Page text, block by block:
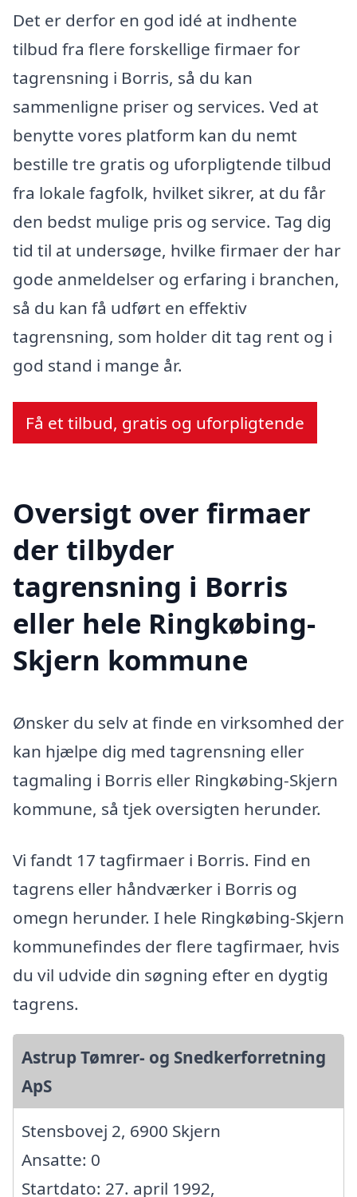
Det er derfor en god idé at indhente
tilbud fra flere forskellige firmaer for
tagrensning i Borris, så du kan
sammenligne priser og services. Ved at
benytte vores platform kan du nemt
bestille tre gratis og uforpligtende tilbud
fra lokale fagfolk, hvilket sikrer, at du får
den bedst mulige pris og service. Tag dig
tid til at undersøge, hvilke firmaer der har
gode anmeldelser og erfaring i branchen,
så du kan få udført en effektiv
tagrensning, som holder dit tag rent og i
god stand i mange år.
Få et tilbud, gratis og uforpligtende
Oversigt over firmaer
der tilbyder
tagrensning i Borris
eller hele Ringkøbing-
Skjern kommune
Ønsker du selv at finde en virksomhed der
kan hjælpe dig med tagrensning eller
tagmaling i Borris eller Ringkøbing-Skjern
kommune, så tjek oversigten herunder.
Vi fandt 17 tagfirmaer i Borris. Find en
tagrens eller håndværker i Borris og
omegn herunder. I hele Ringkøbing-Skjern
kommunefindes der flere tagfirmaer, hvis
du vil udvide din søgning efter en dygtig
tagrens.
Astrup Tømrer- og Snedkerforretning
ApS
Stensbovej 2, 6900 Skjern
Ansatte: 0
Startdato: 27. april 1992,